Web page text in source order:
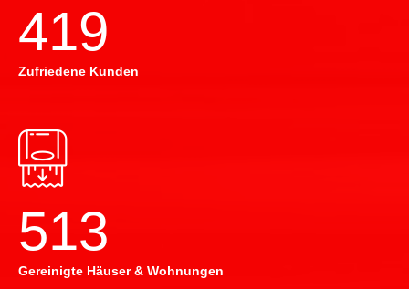
420
Zufriedene Kunden
514
Gereinigte Häuser & Wohnungen